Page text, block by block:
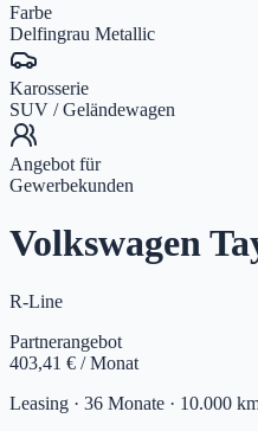
Farbe
Delfingrau Metallic
Karosserie
SUV / Geländewagen
Angebot für
Gewerbekunden
Volkswagen
R-Line
Partnerangebot
403,41 € / Monat
Leasing · 36 Monate · 10.000